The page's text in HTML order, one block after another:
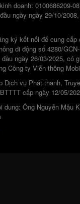
doanh: 0100686209-
ngày ngày 29/10/
ký kết nối để cung cấp
di động số 4280/
ngày 26/03/2025, có
Công ty Viễn thông
Dịch vụ Phát thanh,
cấp ngày 12/05/
dung: Ông Nguyễn Mậu